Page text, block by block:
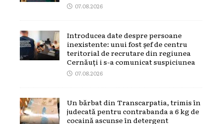
07.08.2026
Introducea date despre persoane
inexistente: unui fost șef de centru
teritorial de recrutare din regiunea
Cernăuți i s-a comunicat suspiciunea
07.08.2026
Un bărbat din Transcarpatia, trimis în
judecată pentru contrabanda a 6 kg de
cocaină ascunse în detergent